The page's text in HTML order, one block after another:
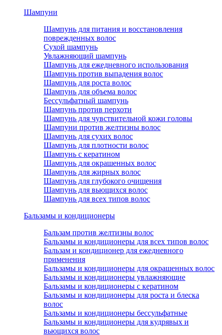
Шампуни
Шампунь для питания и восстановления
поврежденных волос
Сухой шампунь
Увлажняющий шампунь
Шампунь для ежедневного использования
Шампунь против выпадения волос
Шампунь для роста волос
Шампунь для объема волос
Бессульфатный шампунь
Шампунь против перхоти
Шампунь для чувствительной кожи головы
Шампуни против желтизны волос
Шампунь для сухих волос
Шампунь для плотности волос
Шампунь с кератином
Шампунь для окрашенных волос
Шампунь для жирных волос
Шампунь для глубокого очищения
Шампунь для вьющихся волос
Шампунь для всех типов волос
Бальзамы и кондиционеры
Бальзам против желтизны волос
Бальзамы и кондиционеры для всех типов волос
Бальзам и кондиционер для ежедневного
применения
Бальзамы и кондиционеры для окрашенных волос
Бальзамы и кондиционеры увлажняющие
Бальзамы и кондиционеры с кератином
Бальзамы и кондиционеры для роста и блеска
волос
Бальзамы и кондиционеры бессульфатные
Бальзамы и кондиционеры для кудрявых и
вьющихся волос